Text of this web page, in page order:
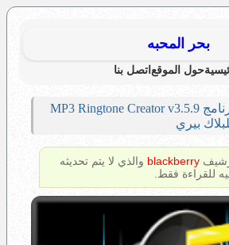
بحر المحبه
حول الموقع اتصل بنا
التحديث الجديد لبرنامج MP3 Ringtone Creator v3.5.9
بيري
blackberry والذي لا يتم تحديثه
للقراءة فقط.